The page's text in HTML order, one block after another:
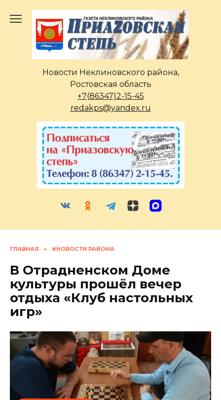
содержанию
Новости Неклиновского района,
Ростовская область
+7(86347)2-15-45
redakps@yandex.ru
ГЛАВНАЯ » #НОВОСТИ РАЙОНА
В Отрадненском Доме
культуры прошёл вечер
отдыха «Клуб настольных
игр»